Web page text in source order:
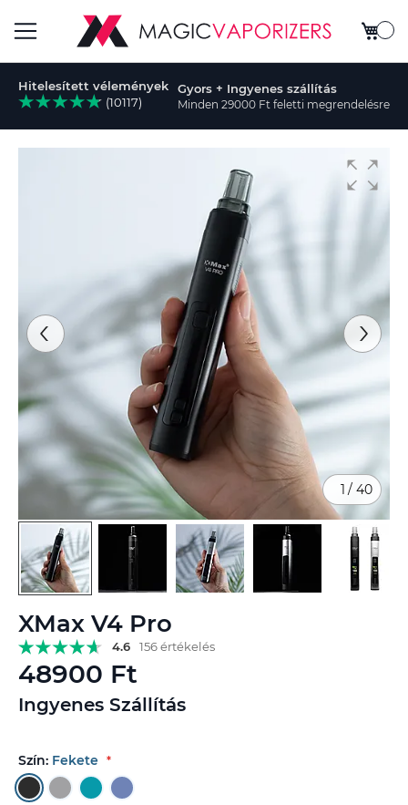
Nav
Hitelesített vélemények
(10117)
Gyors + Ingyenes szállítás
Minden 29000 Ft feletti megrendelésre
XMax V4 Pro
4.6 156 értékelés
48900 Ft
Ingyenes Szállítás
Szín: Fekete
1 / 40
a
képgaléria
elejére